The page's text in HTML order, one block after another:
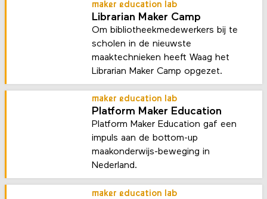
maker education lab
Librarian Maker Camp
Om bibliotheekmedewerkers bij te
scholen in de nieuwste
maaktechnieken heeft Waag het
Librarian Maker Camp opgezet.
maker education lab
Platform Maker Education
Platform Maker Education gaf een
impuls aan de bottom-up
maakonderwijs-beweging in
Nederland.
maker education lab